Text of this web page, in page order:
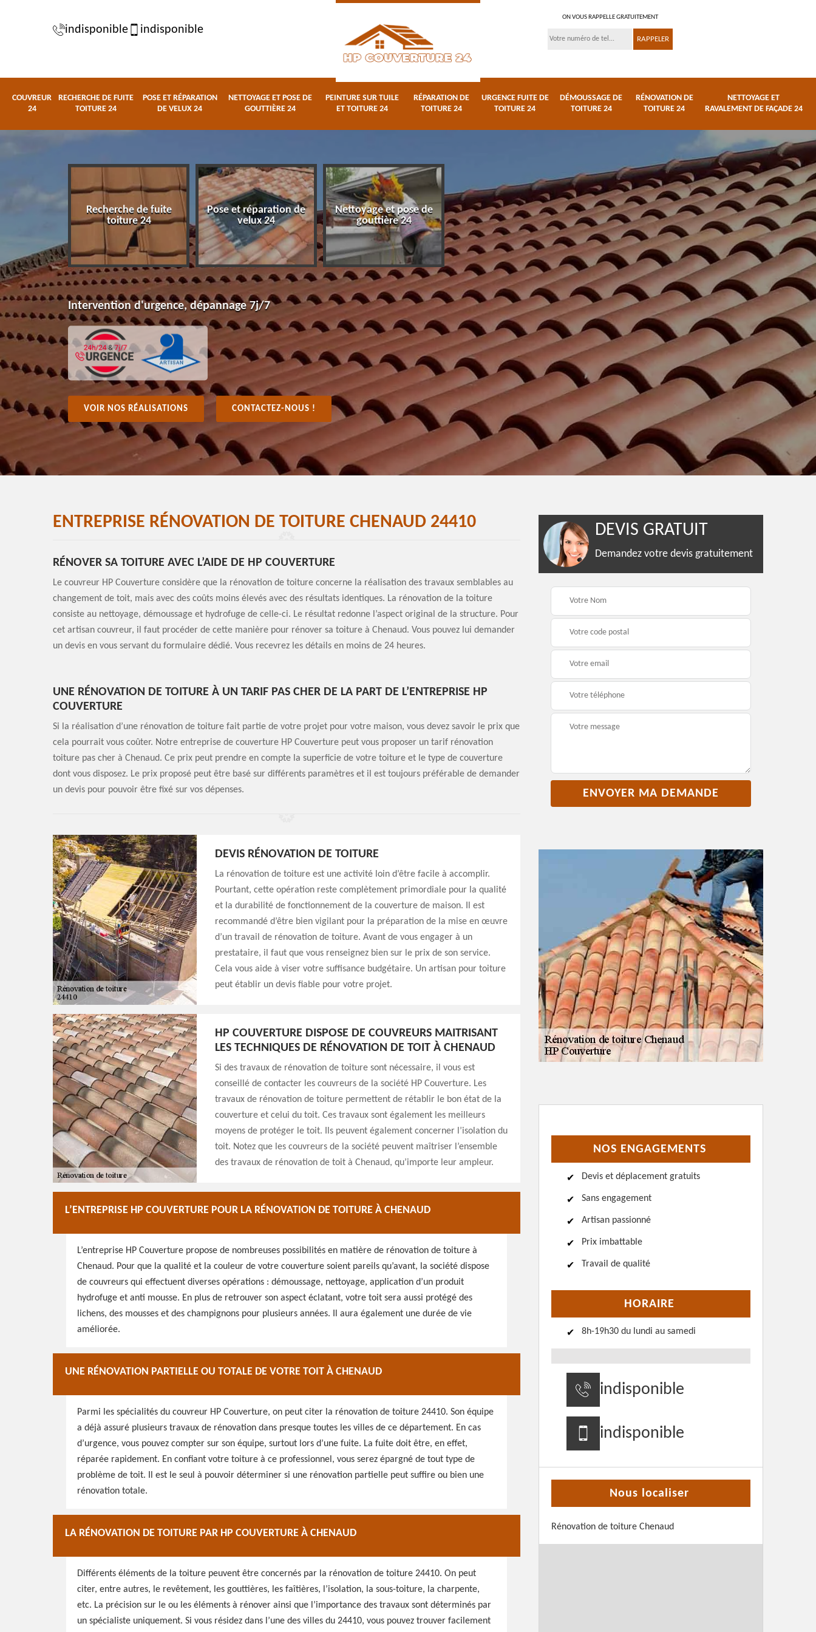
indisponible indisponible
ON VOUS RAPPELLE GRATUITEMENT
COUVREUR
24
RECHERCHE DE FUITE
TOITURE 24
POSE ET RÉPARATION
DE VELUX 24
NETTOYAGE ET POSE DE
GOUTTIÈRE 24
PEINTURE SUR TUILE
ET TOITURE 24
RÉPARATION DE
TOITURE 24
URGENCE FUITE DE
TOITURE 24
DÉMOUSSAGE DE
TOITURE 24
RÉNOVATION DE
TOITURE 24
NETTOYAGE ET
RAVALEMENT DE FAÇADE 24
Recherche de fuite
toiture 24
Pose et réparation de
velux 24
Nettoyage et pose de
gouttière 24
Peinture sur tuile et
toiture 24
Réparation de toiture
24
Urgence fuite de
toiture 24
Intervention d'urgence, dépannage 7j/7
VOIR NOS RÉALISATIONS CONTACTEZ-NOUS !
ENTREPRISE RÉNOVATION DE TOITURE CHENAUD 24410
RÉNOVER SA TOITURE AVEC L’AIDE DE HP COUVERTURE
Le couvreur HP Couverture considère que la rénovation de toiture concerne la réalisation des travaux semblables au
changement de toit, mais avec des coûts moins élevés avec des résultats identiques. La rénovation de la toiture
consiste au nettoyage, démoussage et hydrofuge de celle-ci. Le résultat redonne l’aspect original de la structure. Pour
cet artisan couvreur, il faut procéder de cette manière pour rénover sa toiture à Chenaud. Vous pouvez lui demander
un devis en vous servant du formulaire dédié. Vous recevrez les détails en moins de 24 heures.
UNE RÉNOVATION DE TOITURE À UN TARIF PAS CHER DE LA PART DE L’ENTREPRISE HP
COUVERTURE
Si la réalisation d’une rénovation de toiture fait partie de votre projet pour votre maison, vous devez savoir le prix que
cela pourrait vous coûter. Notre entreprise de couverture HP Couverture peut vous proposer un tarif rénovation
toiture pas cher à Chenaud. Ce prix peut prendre en compte la superficie de votre toiture et le type de couverture
dont vous disposez. Le prix proposé peut être basé sur différents paramètres et il est toujours préférable de demander
un devis pour pouvoir être fixé sur vos dépenses.
DEVIS RÉNOVATION DE TOITURE
La rénovation de toiture est une activité loin d’être facile à accomplir.
Pourtant, cette opération reste complètement primordiale pour la qualité
et la durabilité de fonctionnement de la couverture de maison. Il est
recommandé d’être bien vigilant pour la préparation de la mise en œuvre
d’un travail de rénovation de toiture. Avant de vous engager à un
prestataire, il faut que vous renseignez bien sur le prix de son service.
Cela vous aide à viser votre suffisance budgétaire. Un artisan pour toiture
peut établir un devis fiable pour votre projet.
HP COUVERTURE DISPOSE DE COUVREURS MAITRISANT
LES TECHNIQUES DE RÉNOVATION DE TOIT À CHENAUD
Si des travaux de rénovation de toiture sont nécessaire, il vous est
conseillé de contacter les couvreurs de la société HP Couverture. Les
travaux de rénovation de toiture permettent de rétablir le bon état de la
couverture et celui du toit. Ces travaux sont également les meilleurs
moyens de protéger le toit. Ils peuvent également concerner l’isolation du
toit. Notez que les couvreurs de la société peuvent maîtriser l’ensemble
des travaux de rénovation de toit à Chenaud, qu’importe leur ampleur.
L’ENTREPRISE HP COUVERTURE POUR LA RÉNOVATION DE TOITURE À CHENAUD
L’entreprise HP Couverture propose de nombreuses possibilités en matière de rénovation de toiture à
Chenaud. Pour que la qualité et la couleur de votre couverture soient pareils qu’avant, la société dispose
de couvreurs qui effectuent diverses opérations : démoussage, nettoyage, application d’un produit
hydrofuge et anti mousse. En plus de retrouver son aspect éclatant, votre toit sera aussi protégé des
lichens, des mousses et des champignons pour plusieurs années. Il aura également une durée de vie
améliorée.
UNE RÉNOVATION PARTIELLE OU TOTALE DE VOTRE TOIT À CHENAUD
Parmi les spécialités du couvreur HP Couverture, on peut citer la rénovation de toiture 24410. Son équipe
a déjà assuré plusieurs travaux de rénovation dans presque toutes les villes de ce département. En cas
d’urgence, vous pouvez compter sur son équipe, surtout lors d’une fuite. La fuite doit être, en effet,
réparée rapidement. En confiant votre toiture à ce professionnel, vous serez épargné de tout type de
problème de toit. Il est le seul à pouvoir déterminer si une rénovation partielle peut suffire ou bien une
rénovation totale.
LA RÉNOVATION DE TOITURE PAR HP COUVERTURE À CHENAUD
Différents éléments de la toiture peuvent être concernés par la rénovation de toiture 24410. On peut
citer, entre autres, le revêtement, les gouttières, les faîtières, l’isolation, la sous-toiture, la charpente,
etc. La précision sur le ou les éléments à rénover ainsi que l’importance des travaux sont déterminés par
un spécialiste uniquement. Si vous résidez dans l’une des villes du 24410, vous pouvez trouver facilement
DEVIS GRATUIT
Demandez votre devis gratuitement
NOS ENGAGEMENTS
Devis et déplacement gratuits
Sans engagement
Artisan passionné
Prix imbattable
Travail de qualité
HORAIRE
8h-19h30 du lundi au samedi
indisponible
indisponible
Nous localiser
Rénovation de toiture Chenaud